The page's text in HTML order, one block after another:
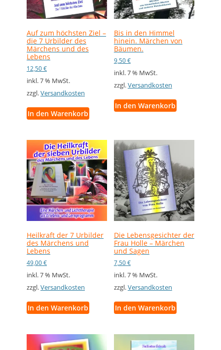
Auf zum höchsten Ziel –
die 7 Urbilder des
Märchens und des
Lebens
12,50€
inkl. 7 % MwSt.
zzgl.Versandkosten
In den Warenkorb
Bis in den Himmel
hinein. Märchen von
Bäumen.
9,50€
inkl. 7 % MwSt.
zzgl.Versandkosten
In den Warenkorb
Heilkraft der 7 Urbilder
des Märchens und
Lebens
49,00€
inkl. 7 % MwSt.
zzgl.Versandkosten
In den Warenkorb
Die Lebensgesichter der
Frau Holle – Märchen
und Sagen
7,50€
inkl. 7 % MwSt.
zzgl.Versandkosten
In den Warenkorb